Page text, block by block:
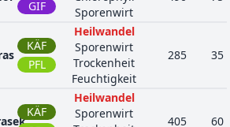
GIF
Sporenwirt
KÄF
PFL
Heilwandel
Sporenwirt
Trockenheit
Feuchtigkeit
285 35
KÄF
Heilwandel
Sporenwirt
405 60